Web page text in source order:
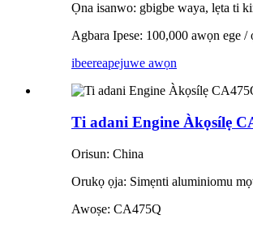
Ọna isanwo: gbigbe waya, lẹta ti
Agbara Ipese: 100,000 awọn ege /
ibeereapejuwe awọn
Ti adani Engine Àkọsílẹ
Orisun: China
Orukọ ọja: Simẹnti aluminiomu
Awoṣe: CA475Q